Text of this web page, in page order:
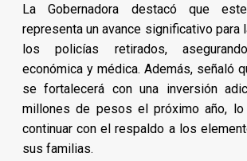
La Gobernadora destacó que
representa un avance significativo para
los policías retirados,
económica y médica. Además, señaló
se fortalecerá con una inversión
millones de pesos el próximo año, lo
continuar con el respaldo a los
sus familias.